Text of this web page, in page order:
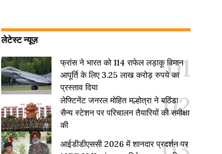
लेटेस्ट न्यूज़
फ्रांस ने भारत को 114 राफेल लड़ाकू विमान
आपूर्ति के लिए 3.25 लाख करोड़ रुपये का
प्रस्ताव दिया
लेफ्टिनेंट जनरल मोहित मल्होत्रा ने बठिंडा
सैन्य स्टेशन पर परिचालन तैयारियों की समीक्षा
की
आईडीडीएससी 2026 में शानदार प्रदर्शन पर